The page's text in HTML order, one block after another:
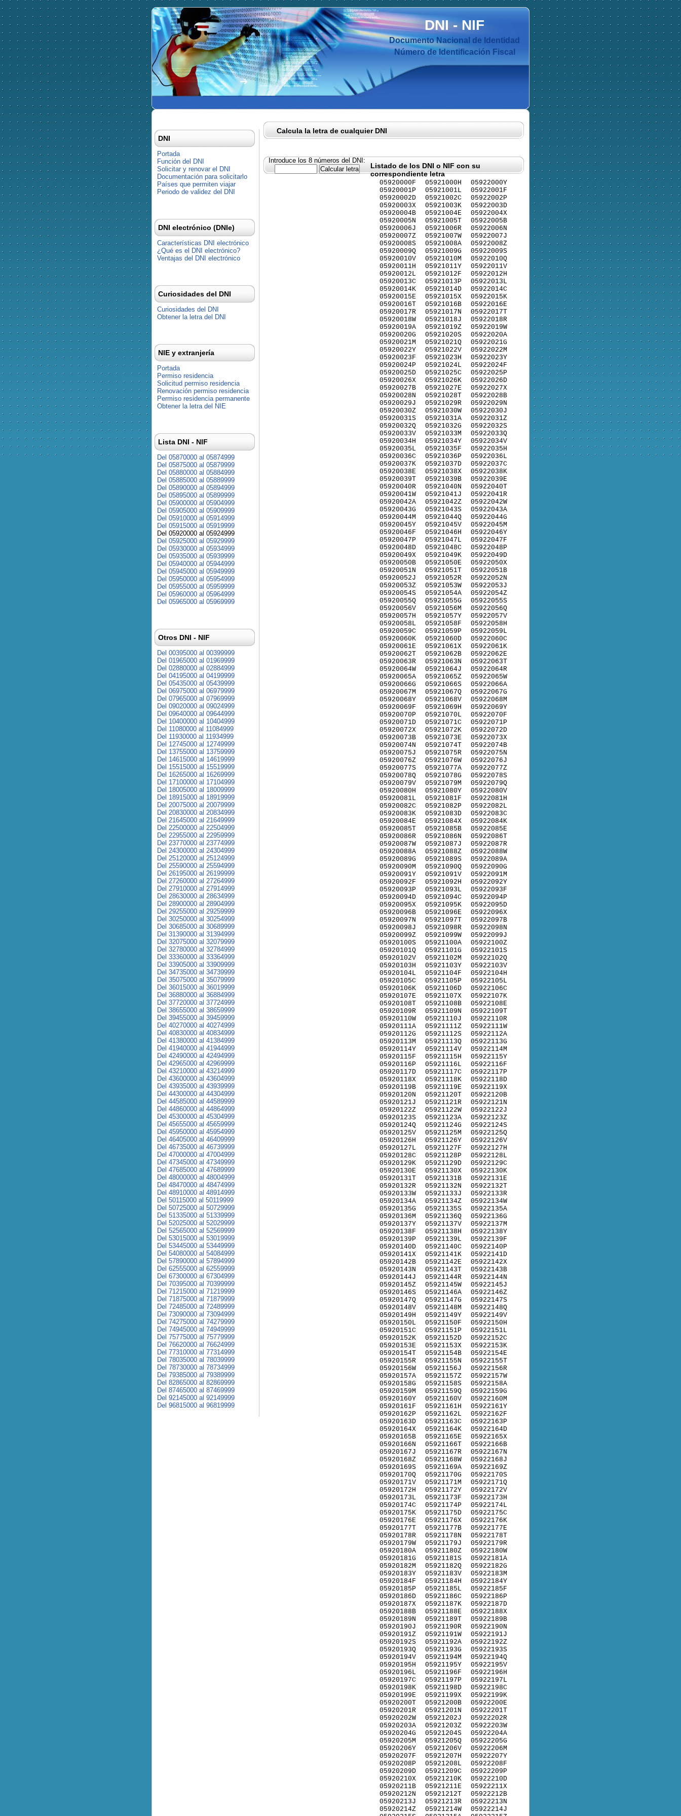
DNI-NIF
Documento Nacional de Identidad
Número de Identificación Fiscal
Calcula la letra de cualquier DNI
Introduce los 8 números del DNI:
Listado de los DNI o NIF con su
correspondiente letra
05920000F
05920001P
05920002D
05920003X
05920004B
05920005N
05920006J
05920007Z
05920008S
05920009Q
05920010V
05920011H
05920012L
05920013C
05920014K
05920015E
05920016T
05920017R
05920018W
05920019A
05920020G
05920021M
05920022Y
05920023F
05920024P
05920025D
05920026X
05920027B
05920028N
05920029J
05920030Z
05920031S
05920032Q
05920033V
05920034H
05920035L
05920036C
05920037K
05920038E
05920039T
05920040R
05920041W
05920042A
05920043G
05920044M
05920045Y
05920046F
05920047P
05920048D
05920049X
05920050B
05920051N
05920052J
05920053Z
05920054S
05920055Q
05920056V
05920057H
05920058L
05920059C
05920060K
05920061E
05920062T
05920063R
05920064W
05920065A
05920066G
05920067M
05920068Y
05920069F
05920070P
05920071D
05920072X
05920073B
05920074N
05920075J
05920076Z
05920077S
05920078Q
05920079V
05920080H
05920081L
05920082C
05920083K
05920084E
05920085T
05920086R
05920087W
05920088A
05920089G
05920090M
05920091Y
05920092F
05920093P
05920094D
05920095X
05920096B
05920097N
05920098J
05920099Z
05920100S
05920101Q
05920102V
05920103H
05920104L
05920105C
05920106K
05920107E
05920108T
05920109R
05920110W
05920111A
05920112G
05920113M
05920114Y
05920115F
05920116P
05920117D
05920118X
05920119B
05920120N
05920121J
05920122Z
05920123S
05920124Q
05920125V
05920126H
05920127L
05920128C
05920129K
05920130E
05920131T
05920132R
05920133W
05920134A
05920135G
05920136M
05920137Y
05920138F
05920139P
05920140D
05920141X
05920142B
05920143N
05920144J
05920145Z
05920146S
05920147Q
05920148V
05920149H
05920150L
05920151C
05920152K
05920153E
05920154T
05920155R
05920156W
05920157A
05920158G
05920159M
05920160Y
05920161F
05920162P
05920163D
05920164X
05920165B
05920166N
05920167J
05920168Z
05920169S
05920170Q
05920171V
05920172H
05920173L
05920174C
05920175K
05920176E
05920177T
05920178R
05920179W
05920180A
05920181G
05920182M
05920183Y
05920184F
05920185P
05920186D
05920187X
05920188B
05920189N
05920190J
05920191Z
05920192S
05920193Q
05920194V
05920195H
05920196L
05920197C
05920198K
05920199E
05920200T
05920201R
05920202W
05920203A
05920204G
05920205M
05920206Y
05920207F
05920208P
05920209D
05920210X
05920211B
05920212N
05920213J
05920214Z
05921000H
05921001L
05921002C
05921003K
05921004E
05921005T
05921006R
05921007W
05921008A
05921009G
05921010M
05921011Y
05921012F
05921013P
05921014D
05921015X
05921016B
05921017N
05921018J
05921019Z
05921020S
05921021Q
05921022V
05921023H
05921024L
05921025C
05921026K
05921027E
05921028T
05921029R
05921030W
05921031A
05921032G
05921033M
05921034Y
05921035F
05921036P
05921037D
05921038X
05921039B
05921040N
05921041J
05921042Z
05921043S
05921044Q
05921045V
05921046H
05921047L
05921048C
05921049K
05921050E
05921051T
05921052R
05921053W
05921054A
05921055G
05921056M
05921057Y
05921058F
05921059P
05921060D
05921061X
05921062B
05921063N
05921064J
05921065Z
05921066S
05921067Q
05921068V
05921069H
05921070L
05921071C
05921072K
05921073E
05921074T
05921075R
05921076W
05921077A
05921078G
05921079M
05921080Y
05921081F
05921082P
05921083D
05921084X
05921085B
05921086N
05921087J
05921088Z
05921089S
05921090Q
05921091V
05921092H
05921093L
05921094C
05921095K
05921096E
05921097T
05921098R
05921099W
05921100A
05921101G
05921102M
05921103Y
05921104F
05921105P
05921106D
05921107X
05921108B
05921109N
05921110J
05921111Z
05921112S
05921113Q
05921114V
05921115H
05921116L
05921117C
05921118K
05921119E
05921120T
05921121R
05921122W
05921123A
05921124G
05921125M
05921126Y
05921127F
05921128P
05921129D
05921130X
05921131B
05921132N
05921133J
05921134Z
05921135S
05921136Q
05921137V
05921138H
05921139L
05921140C
05921141K
05921142E
05921143T
05921144R
05921145W
05921146A
05921147G
05921148M
05921149Y
05921150F
05921151P
05921152D
05921153X
05921154B
05921155N
05921156J
05921157Z
05921158S
05921159Q
05921160V
05921161H
05921162L
05921163C
05921164K
05921165E
05921166T
05921167R
05921168W
05921169A
05921170G
05921171M
05921172Y
05921173F
05921174P
05921175D
05921176X
05921177B
05921178N
05921179J
05921180Z
05921181S
05921182Q
05921183V
05921184H
05921185L
05921186C
05921187K
05921188E
05921189T
05921190R
05921191W
05921192A
05921193G
05921194M
05921195Y
05921196F
05921197P
05921198D
05921199X
05921200B
05921201N
05921202J
05921203Z
05921204S
05921205Q
05921206V
05921207H
05921208L
05921209C
05921210K
05921211E
05921212T
05921213R
05921214W
05922000Y
05922001F
05922002P
05922003D
05922004X
05922005B
05922006N
05922007J
05922008Z
05922009S
05922010Q
05922011V
05922012H
05922013L
05922014C
05922015K
05922016E
05922017T
05922018R
05922019W
05922020A
05922021G
05922022M
05922023Y
05922024F
05922025P
05922026D
05922027X
05922028B
05922029N
05922030J
05922031Z
05922032S
05922033Q
05922034V
05922035H
05922036L
05922037C
05922038K
05922039E
05922040T
05922041R
05922042W
05922043A
05922044G
05922045M
05922046Y
05922047F
05922048P
05922049D
05922050X
05922051B
05922052N
05922053J
05922054Z
05922055S
05922056Q
05922057V
05922058H
05922059L
05922060C
05922061K
05922062E
05922063T
05922064R
05922065W
05922066A
05922067G
05922068M
05922069Y
05922070F
05922071P
05922072D
05922073X
05922074B
05922075N
05922076J
05922077Z
05922078S
05922079Q
05922080V
05922081H
05922082L
05922083C
05922084K
05922085E
05922086T
05922087R
05922088W
05922089A
05922090G
05922091M
05922092Y
05922093F
05922094P
05922095D
05922096X
05922097B
05922098N
05922099J
05922100Z
05922101S
05922102Q
05922103V
05922104H
05922105L
05922106C
05922107K
05922108E
05922109T
05922110R
05922111W
05922112A
05922113G
05922114M
05922115Y
05922116F
05922117P
05922118D
05922119X
05922120B
05922121N
05922122J
05922123Z
05922124S
05922125Q
05922126V
05922127H
05922128L
05922129C
05922130K
05922131E
05922132T
05922133R
05922134W
05922135A
05922136G
05922137M
05922138Y
05922139F
05922140P
05922141D
05922142X
05922143B
05922144N
05922145J
05922146Z
05922147S
05922148Q
05922149V
05922150H
05922151L
05922152C
05922153K
05922154E
05922155T
05922156R
05922157W
05922158A
05922159G
05922160M
05922161Y
05922162F
05922163P
05922164D
05922165X
05922166B
05922167N
05922168J
05922169Z
05922170S
05922171Q
05922172V
05922173H
05922174L
05922175C
05922176K
05922177E
05922178T
05922179R
05922180W
05922181A
05922182G
05922183M
05922184Y
05922185F
05922186P
05922187D
05922188X
05922189B
05922190N
05922191J
05922192Z
05922193S
05922194Q
05922195V
05922196H
05922197L
05922198C
05922199K
05922200E
05922201T
05922202R
05922203W
05922204A
05922205G
05922206M
05922207Y
05922208F
05922209P
05922210D
05922211X
05922212B
05922213N
05922214J
DNI
Portada
Función del DNI
Solicitar y renovar el DNI
Documentación para solicitarlo
Países que permiten viajar
Periodo de validez del DNI
DNI electrónico (DNIe)
Características DNI electrónico
¿Qué es el DNI electrónico?
Ventajas del DNI electrónico
Curiosidades del DNI
Curiosidades del DNI
Obtener la letra del DNI
NIE y extranjería
Portada
Permiso residencia
Solicitud permiso residencia
Renovación permiso residencia
Permiso residencia permanente
Obtener la letra del NIE
Lista DNI - NIF
Del 05870000 al 05874999
Del 05875000 al 05879999
Del 05880000 al 05884999
Del 05885000 al 05889999
Del 05890000 al 05894999
Del 05895000 al 05899999
Del 05900000 al 05904999
Del 05905000 al 05909999
Del 05910000 al 05914999
Del 05915000 al 05919999
Del 05920000 al 05924999
Del 05925000 al 05929999
Del 05930000 al 05934999
Del 05935000 al 05939999
Del 05940000 al 05944999
Del 05945000 al 05949999
Del 05950000 al 05954999
Del 05955000 al 05959999
Del 05960000 al 05964999
Del 05965000 al 05969999
Otros DNI - NIF
Del 00395000 al 00399999
Del 01965000 al 01969999
Del 02880000 al 02884999
Del 04195000 al 04199999
Del 05435000 al 05439999
Del 06975000 al 06979999
Del 07965000 al 07969999
Del 09020000 al 09024999
Del 09640000 al 09644999
Del 10400000 al 10404999
Del 11080000 al 11084999
Del 11930000 al 11934999
Del 12745000 al 12749999
Del 13755000 al 13759999
Del 14615000 al 14619999
Del 15515000 al 15519999
Del 16265000 al 16269999
Del 17100000 al 17104999
Del 18005000 al 18009999
Del 18915000 al 18919999
Del 20075000 al 20079999
Del 20830000 al 20834999
Del 21645000 al 21649999
Del 22500000 al 22504999
Del 22955000 al 22959999
Del 23770000 al 23774999
Del 24300000 al 24304999
Del 25120000 al 25124999
Del 25590000 al 25594999
Del 26195000 al 26199999
Del 27260000 al 27264999
Del 27910000 al 27914999
Del 28630000 al 28634999
Del 28900000 al 28904999
Del 29255000 al 29259999
Del 30250000 al 30254999
Del 30685000 al 30689999
Del 31390000 al 31394999
Del 32075000 al 32079999
Del 32780000 al 32784999
Del 33360000 al 33364999
Del 33905000 al 33909999
Del 34735000 al 34739999
Del 35075000 al 35079999
Del 36015000 al 36019999
Del 36880000 al 36884999
Del 37720000 al 37724999
Del 38655000 al 38659999
Del 39455000 al 39459999
Del 40270000 al 40274999
Del 40830000 al 40834999
Del 41380000 al 41384999
Del 41940000 al 41944999
Del 42490000 al 42494999
Del 42965000 al 42969999
Del 43210000 al 43214999
Del 43600000 al 43604999
Del 43935000 al 43939999
Del 44300000 al 44304999
Del 44585000 al 44589999
Del 44860000 al 44864999
Del 45300000 al 45304999
Del 45655000 al 45659999
Del 45950000 al 45954999
Del 46405000 al 46409999
Del 46735000 al 46739999
Del 47000000 al 47004999
Del 47345000 al 47349999
Del 47685000 al 47689999
Del 48000000 al 48004999
Del 48470000 al 48474999
Del 48910000 al 48914999
Del 50115000 al 50119999
Del 50725000 al 50729999
Del 51335000 al 51339999
Del 52025000 al 52029999
Del 52565000 al 52569999
Del 53015000 al 53019999
Del 53445000 al 53449999
Del 54080000 al 54084999
Del 57890000 al 57894999
Del 62555000 al 62559999
Del 67300000 al 67304999
Del 70395000 al 70399999
Del 71215000 al 71219999
Del 71875000 al 71879999
Del 72485000 al 72489999
Del 73090000 al 73094999
Del 74275000 al 74279999
Del 74945000 al 74949999
Del 75775000 al 75779999
Del 76620000 al 76624999
Del 77310000 al 77314999
Del 78035000 al 78039999
Del 78730000 al 78734999
Del 79385000 al 79389999
Del 82865000 al 82869999
Del 87465000 al 87469999
Del 92145000 al 92149999
Del 96815000 al 96819999